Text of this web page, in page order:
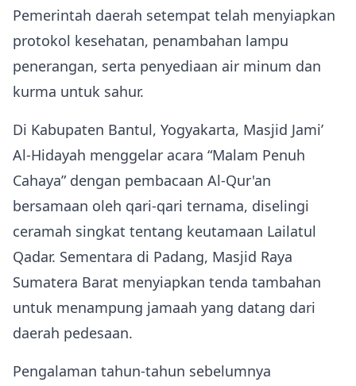
Pemerintah daerah setempat telah menyiapkan
protokol kesehatan, penambahan lampu
penerangan, serta penyediaan air minum dan
kurma untuk sahur.
Di Kabupaten Bantul, Yogyakarta, Masjid Jami’
Al‑Hidayah menggelar acara “Malam Penuh
Cahaya” dengan pembacaan Al‑Qur'an
bersamaan oleh qari‑qari ternama, diselingi
ceramah singkat tentang keutamaan Lailatul
Qadar. Sementara di Padang, Masjid Raya
Sumatera Barat menyiapkan tenda tambahan
untuk menampung jamaah yang datang dari
daerah pedesaan.
Pengalaman tahun‑tahun sebelumnya